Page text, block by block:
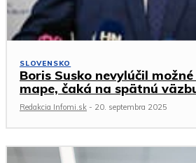
SLOVENSKO
Boris Susko nevylúčil
mape, čaká na spätnú
Redakcia Infomi.sk - 20. septembra 2025